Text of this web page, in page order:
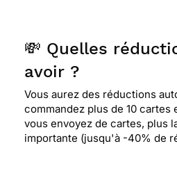
💸 Quelles
avoir ?
Vous aurez des réductions
commandez plus de 10 cartes
vous envoyez de cartes, plus
importante (jusqu'à -40% de